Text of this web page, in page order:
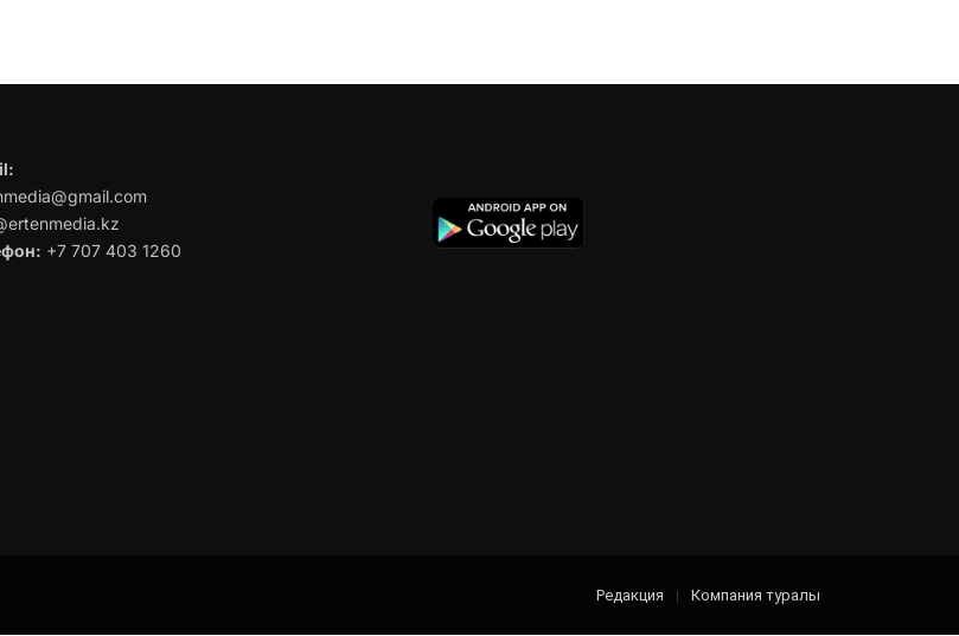
+7 707 403 1260
Редакция Компания туралы